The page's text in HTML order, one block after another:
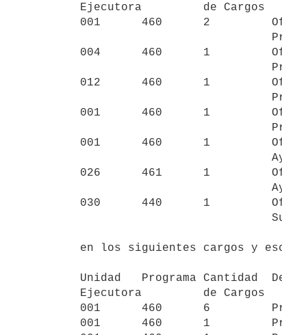
Ejecutora         de Cargos
001      460      2
004      460      1
012      460      1
001      460      1
001      460      1
026      461      1
030      440      1
en los siguientes cargos y
Unidad   Programa Cantidad
Ejecutora         de Cargos
001      460      6
001      460      1